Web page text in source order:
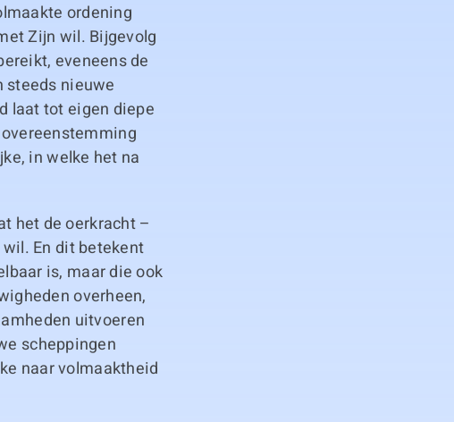
ordening
Zijn wil. Bijgevolg
eveneens de
steeds nieuwe
laat tot eigen diepe
in welke het na
het de oerkracht –
En dit betekent
is, maar die ook
overheen,
uitvoeren
scheppingen
naar volmaaktheid